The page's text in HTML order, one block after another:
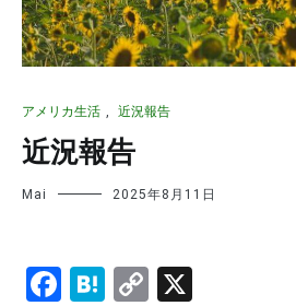
アメリカ生活 , 近況報告
近況報告
Mai 2025年8月11日
Facebook
Hatena
Copy